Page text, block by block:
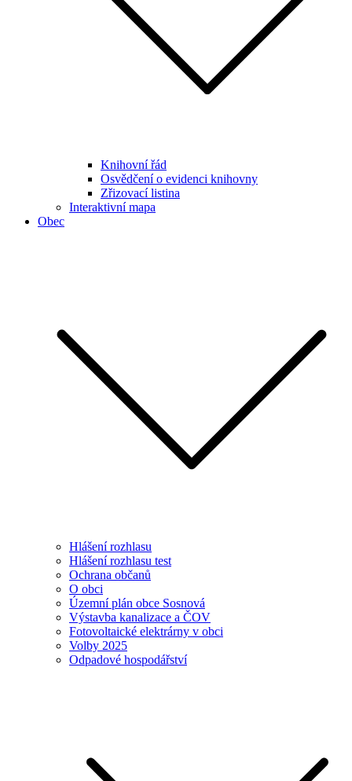
Knihovní řád
Osvědčení o evidenci knihovny
Zřizovací listina
Interaktivní mapa
Obec
Hlášení rozhlasu
Hlášení rozhlasu test
Ochrana občanů
O obci
Územní plán obce Sosnová
Výstavba kanalizace a ČOV
Fotovoltaické elektrárny v obci
Volby 2025
Odpadové hospodářství